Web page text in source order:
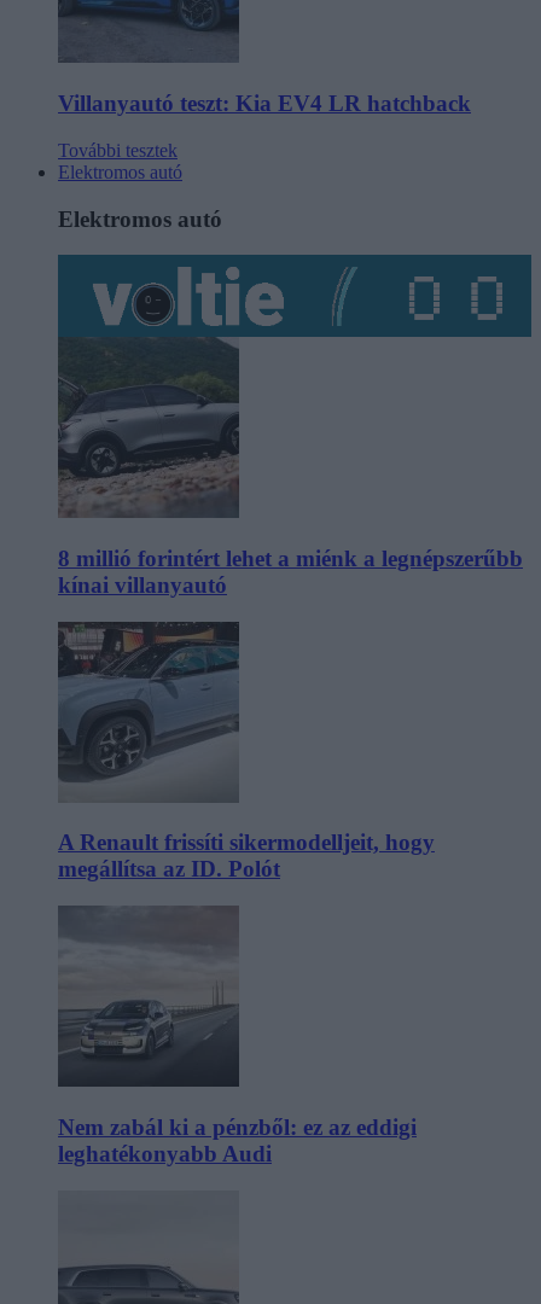
Villanyautó teszt: Kia EV4 LR hatchback
További tesztek
Elektromos autó
Elektromos autó
8 millió forintért lehet a miénk a legnépszerűbb
kínai villanyautó
A Renault frissíti sikermodelljeit, hogy
megállítsa az ID. Polót
Nem zabál ki a pénzből: ez az eddigi
leghatékonyabb Audi